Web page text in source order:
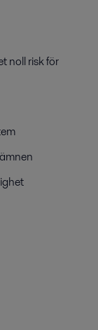
noll risk för